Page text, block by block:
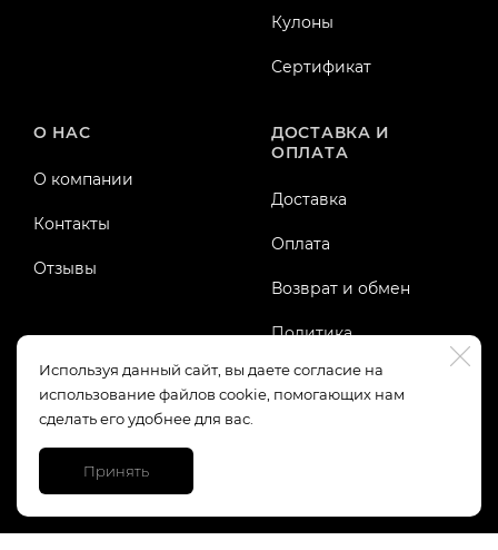
Используя данный сайт, вы даете согласие на
использование файлов cookie, помогающих нам
сделать его удобнее для вас.
Принять
Кулоны
Сертификат
О НАС
О компании
Контакты
Отзывы
ДОСТАВКА И
ОПЛАТА
Доставка
Оплата
Возврат и обмен
Политика
конфиденциальности
Публичная оферта